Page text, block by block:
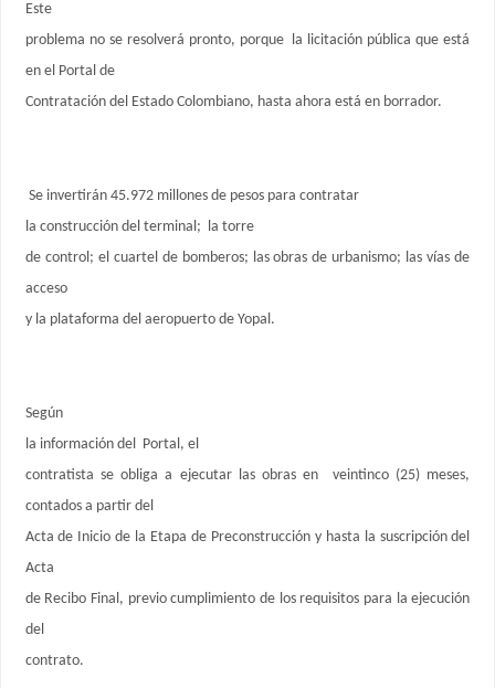
Este
problema no se resolverá pronto, porque la licitación pública que está
en el Portal de
Contratación del Estado Colombiano, hasta ahora está en borrador.
Se invertirán 45.972 millones de pesos para contratar
la construcción del terminal; la torre
de control; el cuartel de bomberos; las obras de urbanismo; las vías de
acceso
y la plataforma del aeropuerto de Yopal.
Según
la información del Portal, el
contratista se obliga a ejecutar las obras en veintinco (25) meses,
contados a partir del
Acta de Inicio de la Etapa de Preconstrucción y hasta la suscripción del
Acta
de Recibo Final, previo cumplimiento de los requisitos para la ejecución
del
contrato.